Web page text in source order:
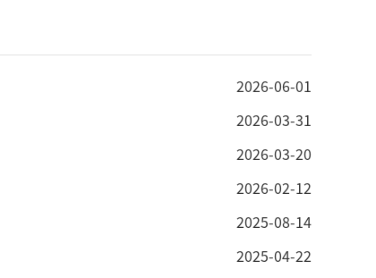
2026-06-01
2026-03-31
2026-03-20
2026-02-12
2025-08-14
2025-04-22